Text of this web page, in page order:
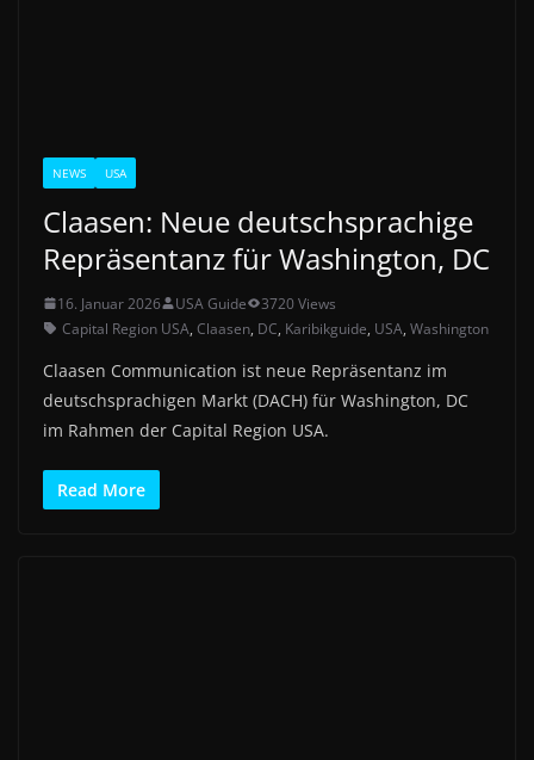
NEWS USA
Claasen: Neue deutschsprachige
Repräsentanz für Washington, DC
16. Januar 2026 USA Guide
3720 Views
Capital Region USA, Claasen, DC, Karibikguide, USA, Washington
Claasen Communication ist neue Repräsentanz im
deutschsprachigen Markt (DACH) für Washington, DC
im Rahmen der Capital Region USA.
Read More